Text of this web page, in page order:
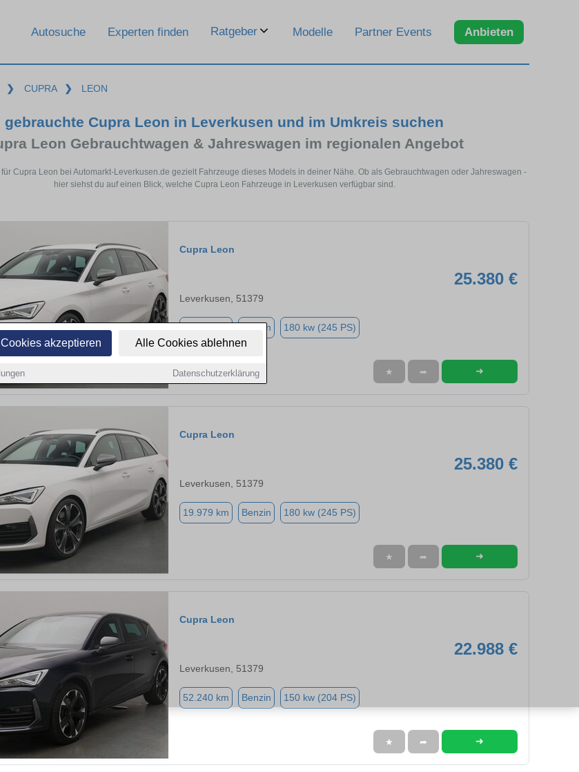
akzeptieren Alle Cookies ablehnen
Datenschutzerklärung
Autosuche Experten finden Ratgeber Modelle Partner Events Anbieten
❯ CUPRA ❯ LEON
gebrauchte Cupra Leon in Leverkusen und im Umkreis suchen
Leon Gebrauchtwagen & Jahreswagen im regionalen Angebot
Cupra Leon bei Automarkt-Leverkusen.de gezielt Fahrzeuge dieses Models in deiner Nähe. Ob als Gebrauchtwagen oder Jahreswagen -
hier siehst du auf einen Blick, welche Cupra Leon Fahrzeuge in Leverkusen verfügbar sind.
Cupra Leon
25.380 €
Leverkusen, 51379
Benzin 180 kw (245 PS)
★ ➦ ➜
Cupra Leon
25.380 €
Leverkusen, 51379
19.979 km Benzin 180 kw (245 PS)
★ ➦ ➜
Cupra Leon
22.988 €
Leverkusen, 51379
52.240 km Benzin 150 kw (204 PS)
★ ➦ ➜